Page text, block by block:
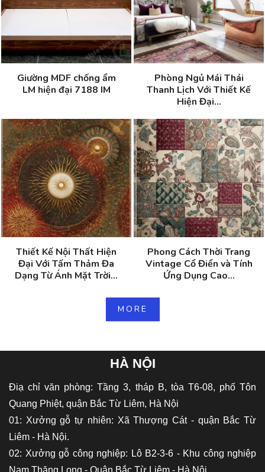
Giường MDF chống ẩm
LM hiện đại 7188 IM
Phòng Ngủ Mái Thái
Thanh Lịch Với Thiết Kế
Hiện Đại...
Thiết Kế Nội Thất Hiện
Đại Với Tấm Thảm Đa
Dạng Từ Ánh Mặt Trời...
Phong Cách Thời Trang
Vintage Cổ Điển và Tính
Ứng Dụng Cao...
MORE
HÀ NỘI
Điạ chỉ văn phòng: Tầng 3, tháp B, tòa T6-08, phố Tôn
Quang Phiệt, quận Bắc Từ Liêm, Hà Nội
01: Xưởng gỗ tự nhiên: Xã Thượng Cát - quận Bắc Từ
Liêm - Hà Nội.
02: Xưởng gỗ công nghiệp: Lô B2-3-6 - Khu công nghiệp
Nam Thăng Long - Quận Bắc Từ Liêm - Hà Nội.